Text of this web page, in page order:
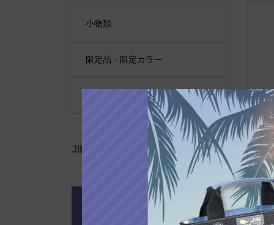
吹
小物類
限定品・限定カラー
JIB公式SNS